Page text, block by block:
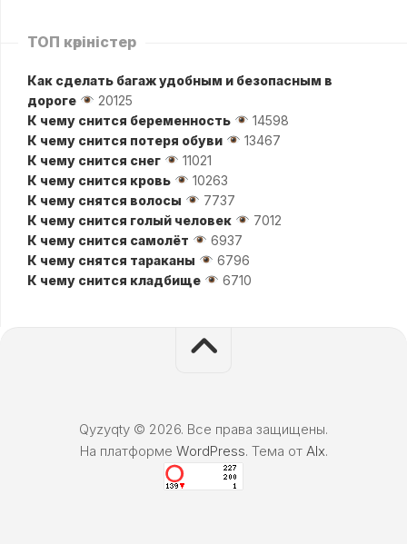
ТОП көріністер
Как сделать багаж удобным и безопасным в
дороге
20125
К чему снится беременность
14598
К чему снится потеря обуви
13467
К чему снится снег
11021
К чему снится кровь
10263
К чему снятся волосы
7737
К чему снится голый человек
7012
К чему снится самолёт
6937
К чему снятся тараканы
6796
К чему снится кладбище
6710
Qyzyqty © 2026. Все права защищены.
На платформе WordPress. Тема от Alx.